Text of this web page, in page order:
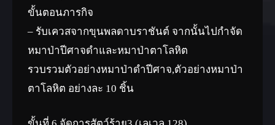
ขั้นตอนภารกิจ
– รับเควสจากขุนพลดาบราชันต์ จากนั้นไปกำจัด
หมาป่าปีศาจดำและหมาป่าตาโลหิต
รวบรวมตัวอย่างหมาป่าดำปีศาจ,ตัวอย่างหมาป่า
ตาโลหิต อย่างละ 10 ชิ้น